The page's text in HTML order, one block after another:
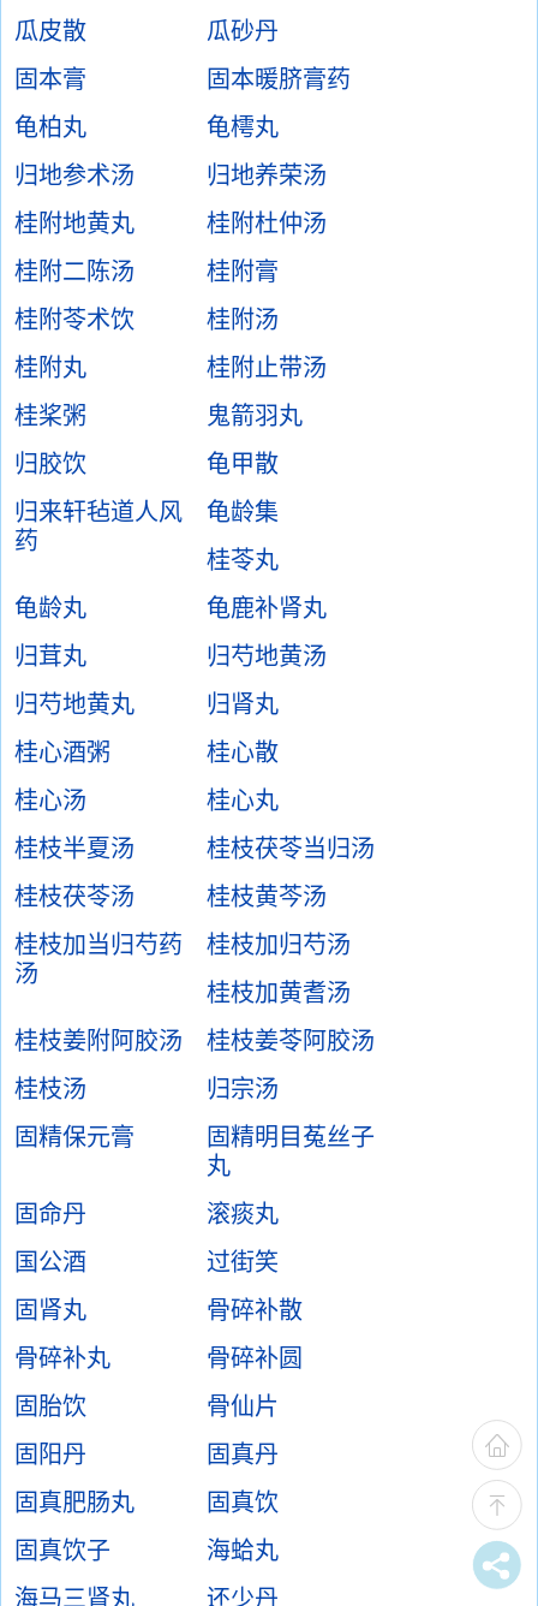
瓜皮散
瓜砂丹
固本膏
固本暖脐膏药
龟柏丸
龟樗丸
归地参术汤
归地养荣汤
桂附地黄丸
桂附杜仲汤
桂附二陈汤
桂附膏
桂附苓术饮
桂附汤
桂附丸
桂附止带汤
桂桨粥
鬼箭羽丸
归胶饮
龟甲散
归来轩毡道人风
药
龟龄集
桂苓丸
龟龄丸
龟鹿补肾丸
归茸丸
归芍地黄汤
归芍地黄丸
归肾丸
桂心酒粥
桂心散
桂心汤
桂心丸
桂枝半夏汤
桂枝茯苓当归汤
桂枝茯苓汤
桂枝黄芩汤
桂枝加当归芍药
汤
桂枝加归芍汤
桂枝加黄耆汤
桂枝姜附阿胶汤
桂枝姜苓阿胶汤
桂枝汤
归宗汤
固精保元膏
固精明目菟丝子
丸
固命丹
滚痰丸
国公酒
过街笑
固肾丸
骨碎补散
骨碎补丸
骨碎补圆
固胎饮
骨仙片
固阳丹
固真丹
固真肥肠丸
固真饮
固真饮子
海蛤丸
海马三肾丸
还少丹